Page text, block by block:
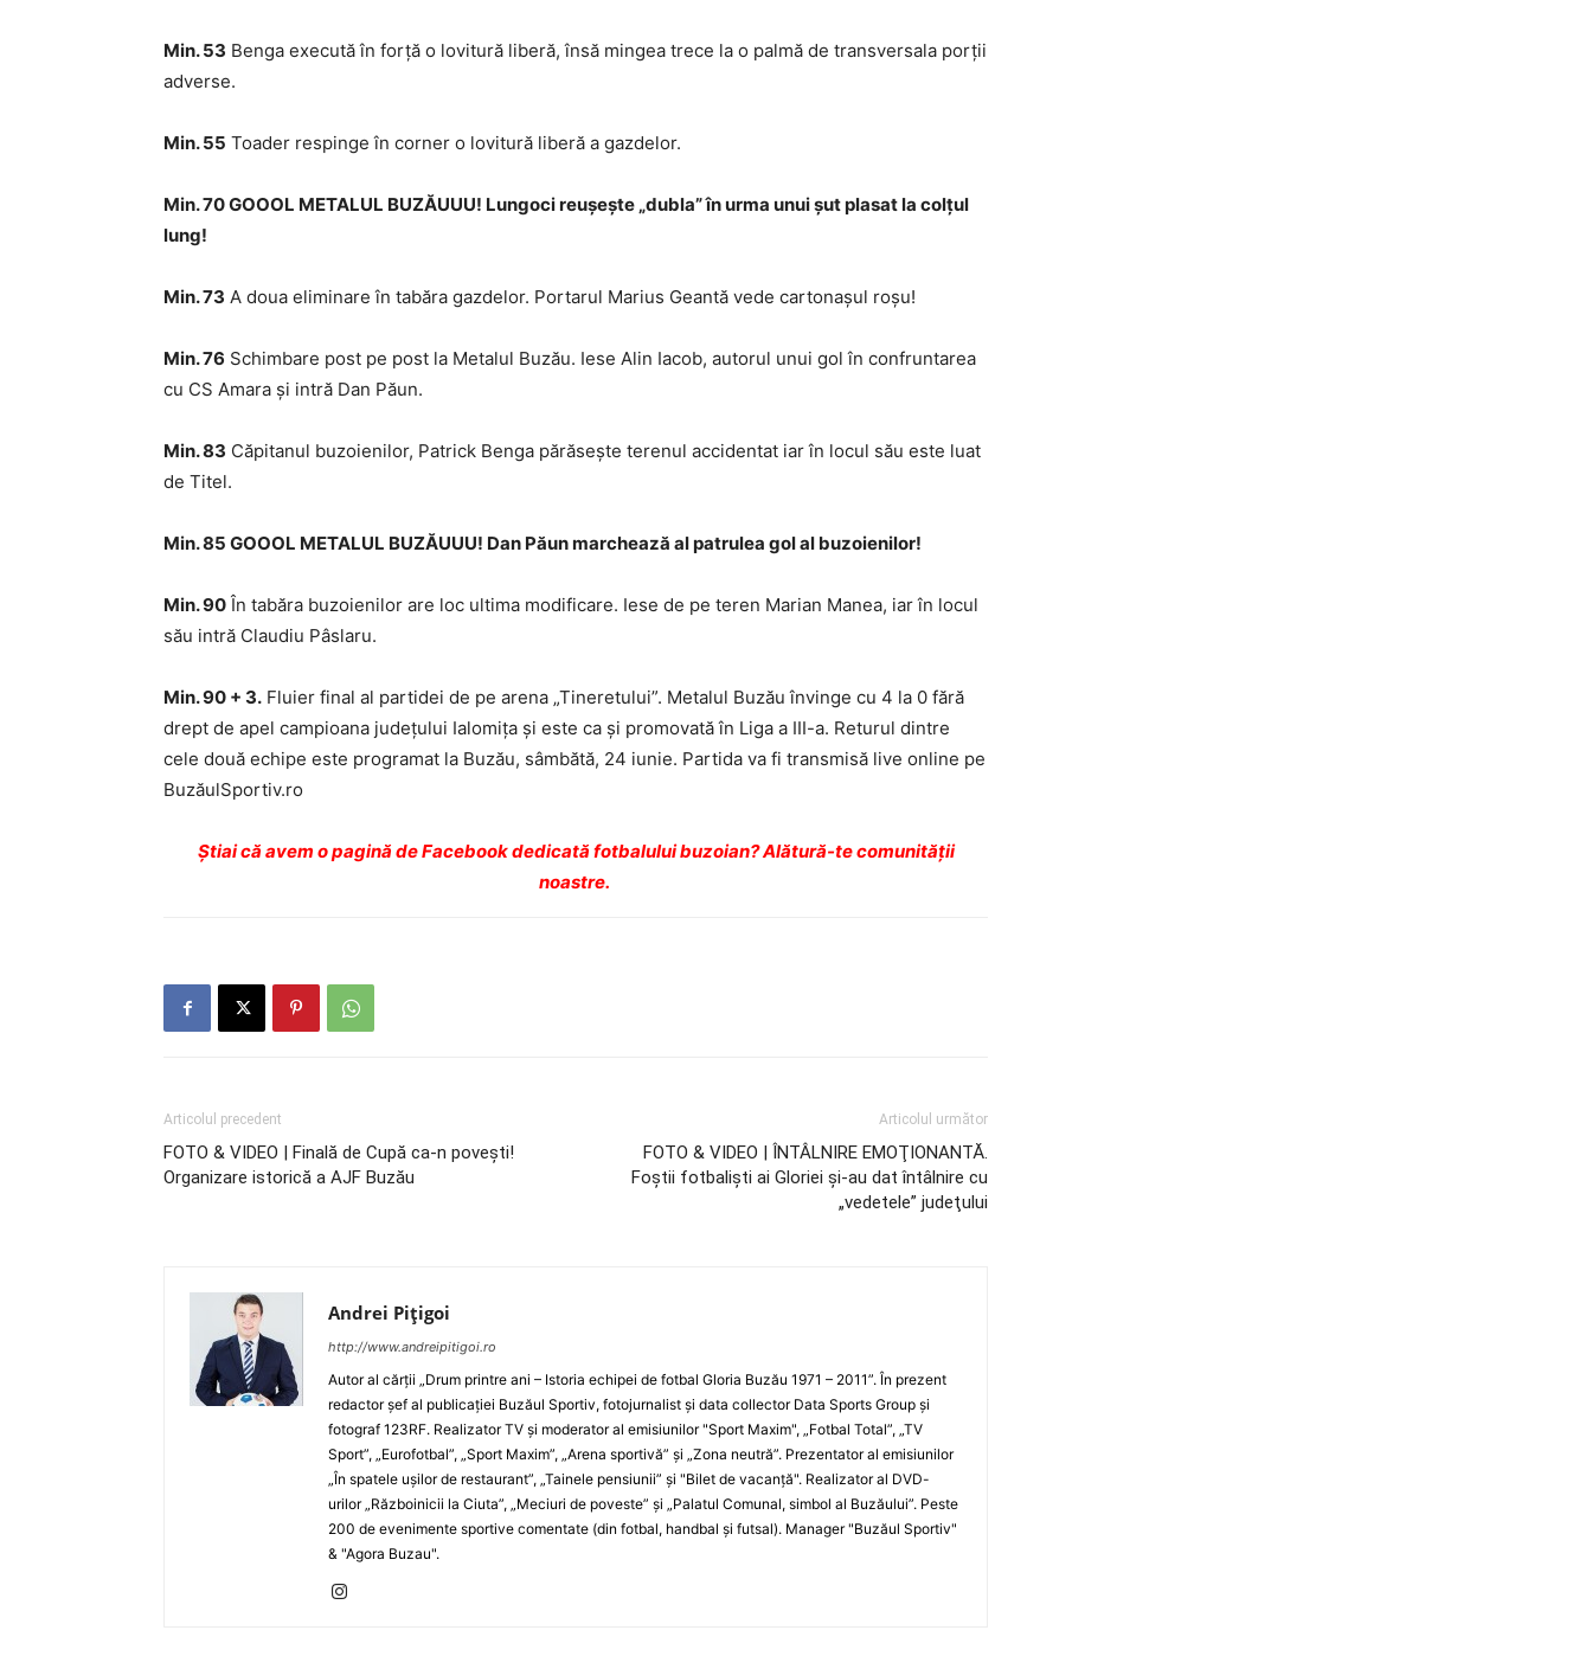
Min. 53 Benga execută în forţă o lovitură liberă, însă mingea trece la o palmă de transversala porţii
adverse.
Min. 55 Toader respinge în corner o lovitură liberă a gazdelor.
Min. 70 GOOOL METALUL BUZĂUUU! Lungoci reuşeşte „dubla” în urma unui şut plasat la colţul
lung!
Min. 73 A doua eliminare în tabăra gazdelor. Portarul Marius Geantă vede cartonaşul roşu!
Min. 76 Schimbare post pe post la Metalul Buzău. Iese Alin Iacob, autorul unui gol în confruntarea
cu CS Amara şi intră Dan Păun.
Min. 83 Căpitanul buzoienilor, Patrick Benga părăseşte terenul accidentat iar în locul său este luat
de Titel.
Min. 85 GOOOL METALUL BUZĂUUU! Dan Păun marchează al patrulea gol al buzoienilor!
Min. 90 În tabăra buzoienilor are loc ultima modificare. Iese de pe teren Marian Manea, iar în locul
său intră Claudiu Pâslaru.
Min. 90 + 3. Fluier final al partidei de pe arena „Tineretului”. Metalul Buzău învinge cu 4 la 0 fără
drept de apel campioana judeţului Ialomiţa şi este ca şi promovată în Liga a III-a. Returul dintre
cele două echipe este programat la Buzău, sâmbătă, 24 iunie. Partida va fi transmisă live online pe
BuzăulSportiv.ro
Ştiai că avem o pagină de Facebook dedicată fotbalului buzoian? Alătură-te comunității
noastre.
Articolul precedent
FOTO & VIDEO | Finală de Cupă ca-n poveşti!
Organizare istorică a AJF Buzău
Articolul următor
FOTO & VIDEO | ÎNTÂLNIRE EMOŢIONANTĂ.
Foştii fotbalişti ai Gloriei şi-au dat întâlnire cu
„vedetele” judeţului
Andrei Pițigoi
http://www.andreipitigoi.ro
Autor al cărţii „Drum printre ani – Istoria echipei de fotbal Gloria Buzău 1971 – 2011”. În prezent
redactor şef al publicaţiei Buzăul Sportiv, fotojurnalist şi data collector Data Sports Group şi
fotograf 123RF. Realizator TV şi moderator al emisiunilor "Sport Maxim", „Fotbal Total”, „TV
Sport”, „Eurofotbal”, „Sport Maxim”, „Arena sportivă” şi „Zona neutră”. Prezentator al emisiunilor
„În spatele uşilor de restaurant”, „Tainele pensiunii” şi "Bilet de vacanţă". Realizator al DVD-
urilor „Războinicii la Ciuta”, „Meciuri de poveste” şi „Palatul Comunal, simbol al Buzăului”. Peste
200 de evenimente sportive comentate (din fotbal, handbal şi futsal). Manager "Buzăul Sportiv"
& "Agora Buzau".